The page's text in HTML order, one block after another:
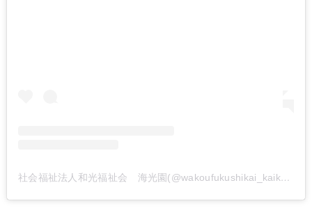
社会福祉法人和光福祉会 海光園(@wakoufukushikai_kaikouen)がシェアした投稿